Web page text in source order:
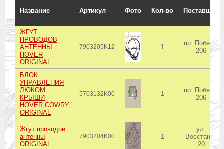
Название Артикул Фото Кол-во Поставщик
ЖГУТ
ПРОВОДОВ
АНТЕННЫ
HOVER
ORIGINAL
7903205K12 1
пр. Победы
206
БЛОК
УПРАВЛЕНИЯ
ЛЮКОМ
КРЫШИ
HOVER,COWRY
ORIGINAL
5703132K00 1
пр. Победы
206
Жгут проводов
антенны
ORIGINAL
7903204K00 1
ул.
Восстания
20